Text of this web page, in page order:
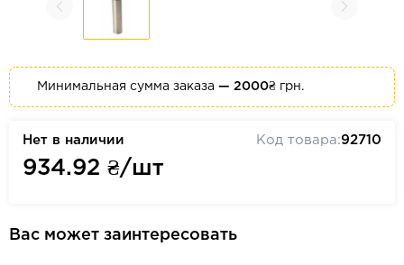
Минимальная сумма заказа — 2000₴ грн.
Нет в наличии
934.92 ₴/шт
Код товара:92710
Вас может заинтересовать